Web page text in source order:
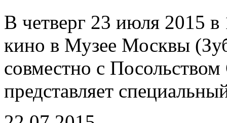
В четверг 23 июля 2015
кино в Музее Москвы
совместно с
представляет